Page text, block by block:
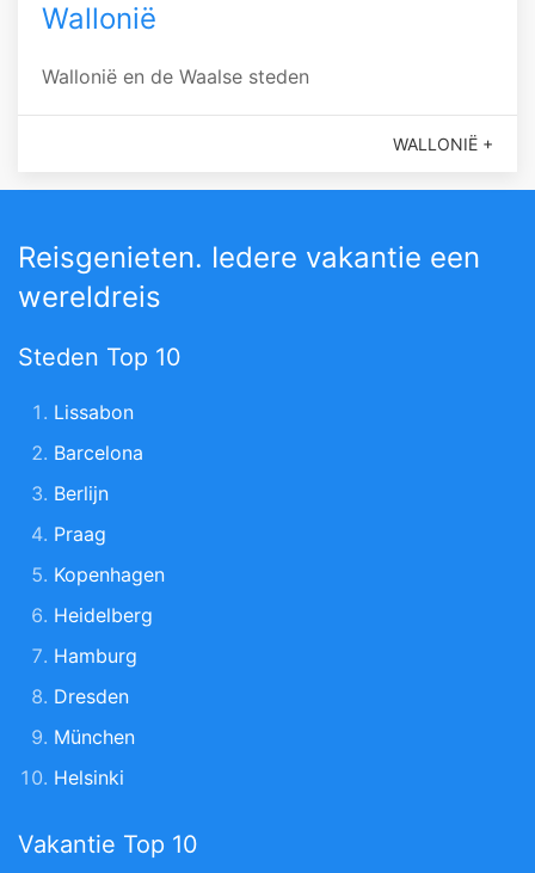
Wallonië
Wallonië en de Waalse steden
WALLONIË +
Reisgenieten. Iedere vakantie een
wereldreis
Steden Top 10
Lissabon
Barcelona
Berlijn
Praag
Kopenhagen
Heidelberg
Hamburg
Dresden
München
Helsinki
Vakantie Top 10